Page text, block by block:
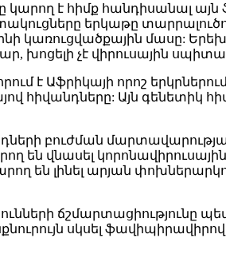
կարող է հիմք հանդիսանալ
երկաթը
կառուցվածքային մասը:
խոցելի չէ վիրուսային
է Աֆրիկայի որոշ
Այն գենետիկ
բուժման
վնասել
են լինել արյան
ճշմարտացիությունը
սկսել ֆավիպիրավիրով